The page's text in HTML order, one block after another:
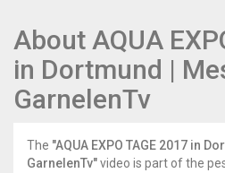
About AQUA
in Dortmund |
GarnelenTv
The "AQUA EXPO TAGE 2017 in
GarnelenTv"video is part of the